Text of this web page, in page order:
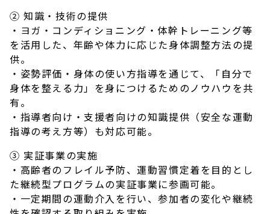
② 知識・技術の提供
・ヨガ・コンディショニング・体幹トレーニング等
を活用した、年齢や体力に応じた身体調整方法の提
供。
・姿勢評価・身体の使い方指導を通じて、「自分で
身体を整える力」を身につけるためのノウハウを共
有。
・指導者向け・支援者向けの知識提供（安全な運動
指導の考え方等）も対応可能。
③ 実証事業の実施
・高齢者のフレイル予防、運動習慣定着を目的とし
た継続型プログラムの実証事業に参画可能。
・一定期間の運動介入を行い、参加者の変化や継続